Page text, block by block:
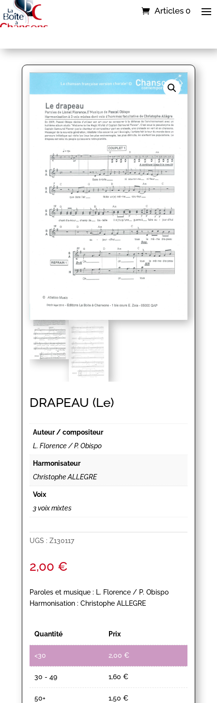
Articles 0
DRAPEAU (Le)
Auteur / compositeur
L. Florence / P. Obispo
Harmonisateur
Christophe ALLEGRE
Voix
3 voix mixtes
UGS : Z130117
2,00 €
Paroles et musique : L. Florence / P. Obispo
Harmonisation : Christophe ALLEGRE
Quantité Prix
<30 2,00 €
30 - 49 1,60 €
50+ 1,50 €